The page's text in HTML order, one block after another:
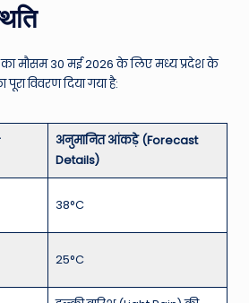
मौसम 30 मई 2026 के लिए मध्य प्रदेश के
विवरण दिया गया है:
अनुमानित आंकड़े (Forecast
Details)
38°C
25°C